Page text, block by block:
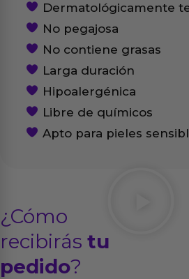
Dermatológicamente
No pegajosa
No contiene grasas
Larga duración
Hipoalergénica
Libre de químicos
Apto para pieles
¿Cómo
recibirás tu
pedido?